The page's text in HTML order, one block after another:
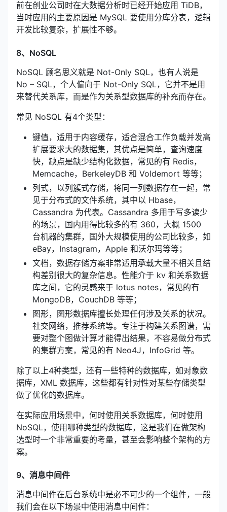
前在创业公司时在大数据分析时已经开始应用 TiDB，
当时应用的主要原因是 MySQL 要使用分库分表，逻辑
开发比较复杂，扩展性不够。
8、NoSQL
NoSQL 顾名思义就是 Not-Only SQL，也有人说是
No – SQL，个人偏向于 Not-Only SQL，它并不是用
来替代关系库，而是作为关系型数据库的补充而存在。
常见 NoSQL 有4个类型：
键值，适用于内容缓存，适合混合工作负载并发高
扩展要求大的数据集，其优点是简单，查询速度
快，缺点是缺少结构化数据，常见的有 Redis，
Memcache，BerkeleyDB 和 Voldemort 等等；
列式，以列簇式存储，将同一列数据存在一起，常
见于分布式的文件系统，其中以 Hbase，
Cassandra 为代表。Cassandra 多用于写多读少
的场景，国内用得比较多的有 360，大概 1500
台机器的集群，国外大规模使用的公司比较多，如
eBay，Instagram，Apple 和沃尔玛等等；
文档，数据存储方案非常适用承载大量不相关且结
构差别很大的复杂信息。性能介于 kv 和关系数据
库之间，它的灵感来于 lotus notes，常见的有
MongoDB，CouchDB 等等；
图形，图形数据库擅长处理任何涉及关系的状况。
社交网络，推荐系统等。专注于构建关系图谱，需
要对整个图做计算才能得出结果，不容易做分布式
的集群方案，常见的有 Neo4J，InfoGrid 等。
除了以上4种类型，还有一些特种的数据库，如对象数
据库，XML 数据库，这些都有针对性对某些存储类型
做了优化的数据库。
在实际应用场景中，何时使用关系数据库，何时使用
NoSQL，使用哪种类型的数据库，这是我们在做架构
选型时一个非常重要的考量，甚至会影响整个架构的方
案。
9、消息中间件
消息中间件在后台系统中是必不可少的一个组件，一般
我们会在以下场景中使用消息中间件：